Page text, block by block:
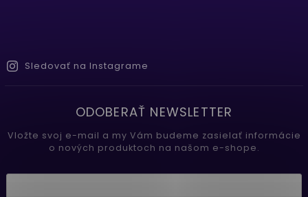
Sledovať na Instagrame
ODOBERAŤ NEWSLETTER
Vložte svoj e-mail a my Vám budeme zasielať informácie
o nových produktoch na našom e-shope.